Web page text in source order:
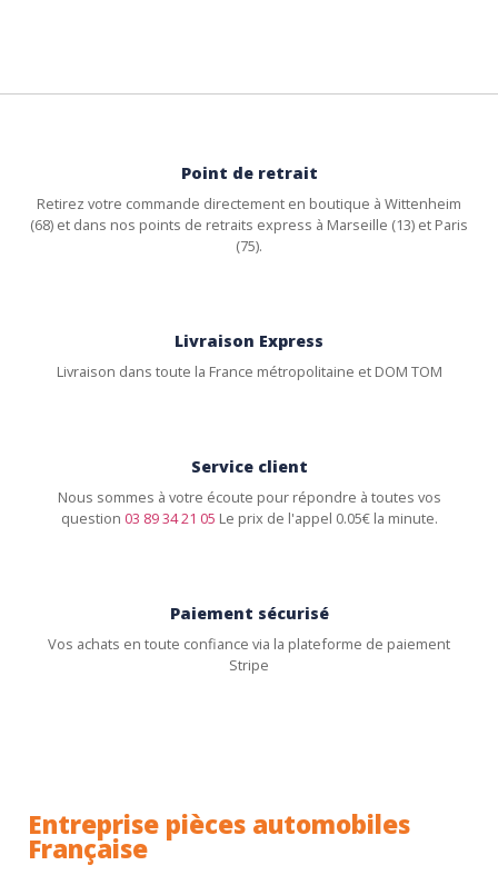
Point de retrait
Retirez votre commande directement en boutique à Wittenheim
(68) et dans nos points de retraits express à Marseille (13) et Paris
(75).
Livraison Express
Livraison dans toute la France métropolitaine et DOM TOM
Service client
Nous sommes à votre écoute pour répondre à toutes vos
question 03 89 34 21 05 Le prix de l'appel 0.05€ la minute.
Paiement sécurisé
Vos achats en toute confiance via la plateforme de paiement
Stripe
Entreprise pièces automobiles
Française